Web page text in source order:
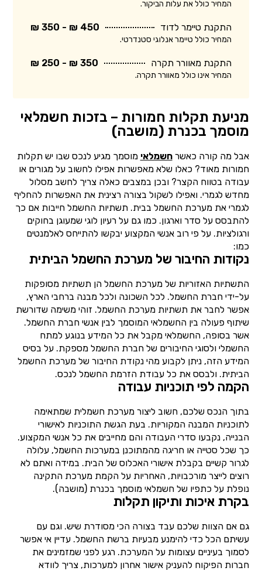
המחיר כולל את עלות הביקור.
התקנת טיימר לדוד 450 ₪ - 350 ₪
המחיר כולל טיימר אנלוגי סטנדרטי.
התקנת מאוורר תקרה 350 ₪ - 250 ₪
המחיר אינו כולל מאוורר תקרה.
מניעת תקלות חמורות – בזכות חשמלאי
מוסמך בכנרת (מושבה)
אבל מה קורה כאשרחשמלאי מוסמך מגיע לנכס שבו יש תקלות
חמורות מאוד? כאלו שלא מאפשרות אפילו לחשוב על מגורים או
עבודה בטווח הקצר? ובכן במצבים כאלה צריך לחשב מסלול
מחדש לגמרי. ואפילו לשקול בצורה רצינית את האפשרות להחליף
לגמרי את מערכת החשמל בבית. תשתיות החשמל חייבות אם כך
להתבסס על סדר וארגון. כמו גם על רעיון לוגי שמעוגן בחוקים
ורגולציות. על פי רוב אנשי המקצוע יבקשו להתייחס לאלמנטים
כמו:
נקודות החיבור של מערכת החשמל הביתית
התשתיות האזוריות של מערכת החשמל הן תשתיות מסופקות
על-ידי חברת החשמל. לכל השכונה ולכל מבנה ברחבי הארץ,
אפשר לחבר את תשתיות מערכת החשמל. זוהי משימה שדורשת
שיתוף פעולה בין החשמלאי המוסמך לבין אנשי חברת החשמל.
אשר בסופה, החשמלאי מקבל את כל המידע בנוגע למתח
החשמלי ולסוגי החיבורים של חברת החשמל מספקת. על בסיס
המידע הזה, ניתן לקבוע מהי נקודת החיבור של מערכת החשמל
הביתית. ולבסס את כל עבודת הזרמת החשמל לנכס.
הקמה לפי תוכניות עבודה
בתוך הנכס שלכם, חשוב ליצור מערכת חשמלית שמתאימה
לתוכניות המבנה המקוריות. בעת הגשת התוכניות לאישורי
הבנייה, נקבעו סדרי העבודה והם מחייבים את כל אנשי המקצוע.
כך שכל סטייה או חריגה מהמתוכנן במערכות החשמל, עלולה
לגרור קשיים בקבלת אישורי האכלוס של הבית. במידה ואתם לא
רוצים לייצר מורכבויות, האחריות על הקמת מערכת התקינה
נופלת על כתפיו של חשמלאי מוסמך בכנרת (מושבה).
בקרת איכות ותיקון תקלות
גם אם הצוות שלכם עבד בצורה הכי מסודרת שיש. וגם עם
עשיתם הכל כדי להימנע מבעיות ברשת החשמל. עדיין אי אפשר
לסמוך בעיניים עצומות על המערכת. רגע לפני שמזמינים את
חברות הפיקוח להעניק אישור אחרון למערכות, צריך לוודא